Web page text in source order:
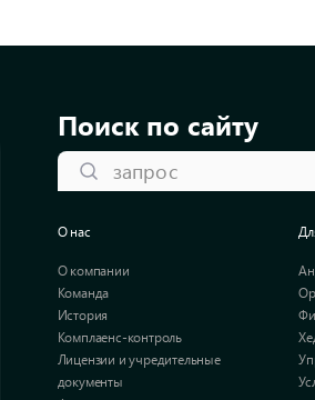
Поиск по сайту
запрос
О нас
О компании
Команда
История
Комплаенс-контроль
Лицензии и учредительные
документы